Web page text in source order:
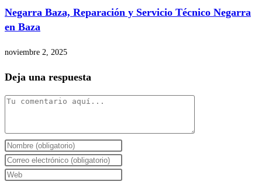
Negarra Baza, Reparación y Servicio Técnico Negarra
en Baza
noviembre 2, 2025
Deja una respuesta
Comentario
Introduce
tu
nombre
Introduce
tu
Introduce